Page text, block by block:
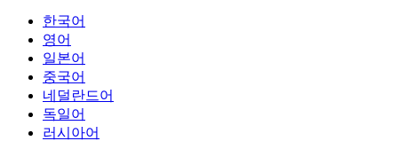
한국어
영어
일본어
중국어
네덜란드어
독일어
러시아어